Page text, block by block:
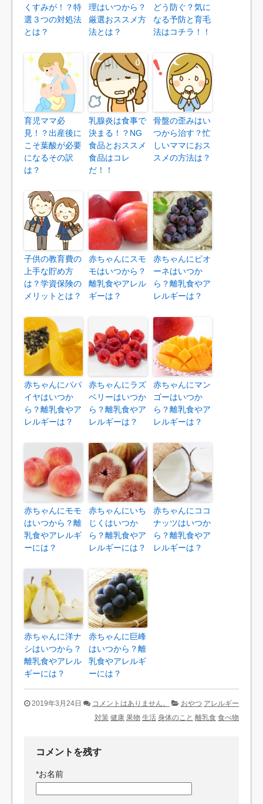
くすみが！？特
選３つの対処法
とは？
理はいつから？
厳選おススメ方
法とは？
どう防ぐ？気に
なる予防と育毛
法はコチラ！！
育児ママ必
見！？出産後に
こそ葉酸が必要
になるその訳
は？
乳腺炎は食事で
決まる！？NG
食品とおススメ
食品はコレ
だ！！
骨盤の歪みはい
つから治す？忙
しいママにおス
スメの方法は？
子供の教育費の
上手な貯め方
は？学資保険の
メリットとは？
赤ちゃんにスモ
モはいつから？
離乳食やアレル
ギーは？
赤ちゃんにピオ
ーネはいつか
ら？離乳食やア
レルギーは？
赤ちゃんにパパ
イヤはいつか
ら？離乳食やア
レルギーは？
赤ちゃんにラズ
ベリーはいつか
ら？離乳食やア
レルギーは？
赤ちゃんにマン
ゴーはいつか
ら？離乳食やア
レルギーは？
赤ちゃんにモモ
はいつから？離
乳食やアレルギ
ーには？
赤ちゃんにいち
じくはいつか
ら？離乳食やア
レルギーには？
赤ちゃんにココ
ナッツはいつか
ら？離乳食やア
レルギーは？
赤ちゃんに洋ナ
シはいつから？
離乳食やアレル
ギーには？
赤ちゃんに巨峰
はいつから？離
乳食やアレルギ
ーには？
2019年3月24日 コメントはありません。 おやつ アレルギー
対策 健康 果物 生活 身体のこと 離乳食 食べ物
コメントを残す
*お名前